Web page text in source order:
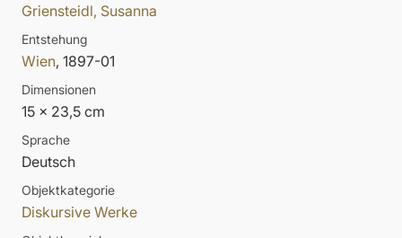
Griensteidl, Susanna
Entstehung
Wien, 1897-01
Dimensionen
15 x 23,5 cm
Sprache
Deutsch
Objektkategorie
Diskursive Werke